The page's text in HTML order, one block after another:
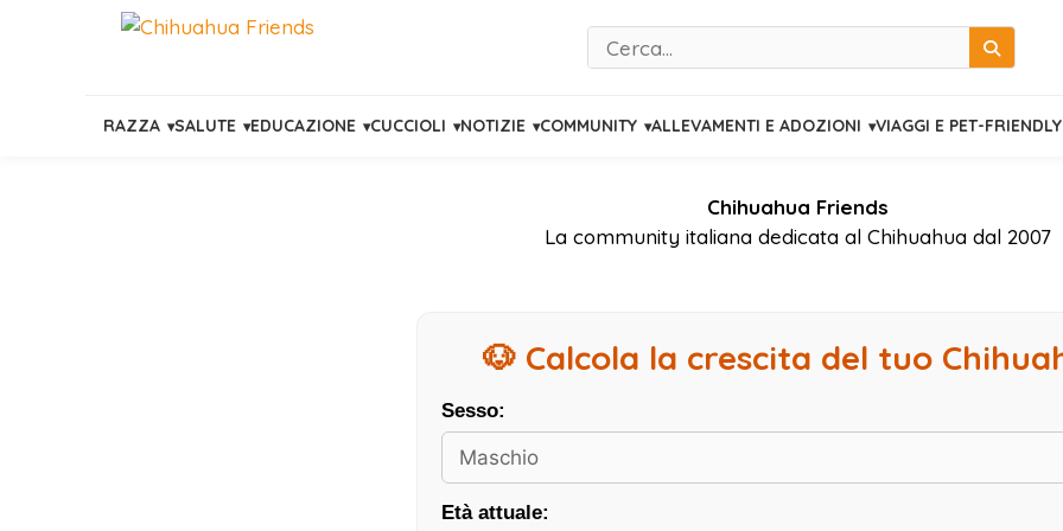
Cerca
RAZZA SALUTE EDUCAZIONE CUCCIOLI NOTIZIE COMMUNITY ALLEVAMENTI E ADOZIONI VIAGGI E PET-FRIENDLY
Chihuahua Friends
La community italiana dedicata al Chihuahua dal 2007
🐶 Calcola la crescita del tuo
Sesso:
Età attuale: